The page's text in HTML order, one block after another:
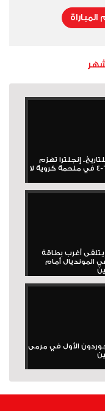
إنجلترا تهزم
فرنسا 6-4 في ملحمة كروية لا
يتلقى أغرب بطاقة
المونديال أمام
الأول في مرمى